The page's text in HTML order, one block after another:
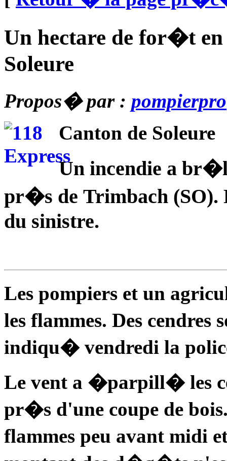
Un hectare de for�t
Soleure
Propos� par : pompierpro
Canton de Soleure
Un incendie a
pr�s de Trimbach (SO).
du sinistre.
Les pompiers et un
les flammes. Des
indiqu� vendredi la
Le vent a �parpill� les
pr�s d'une coupe de
flammes peu avant midi